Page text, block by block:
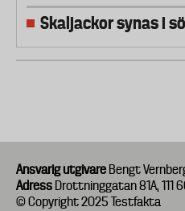
Skaljackor synas i
Ansvarig utgivare Bengt
Adress Drottninggatan 81A, 111
© Copyright 2025 Testfakta